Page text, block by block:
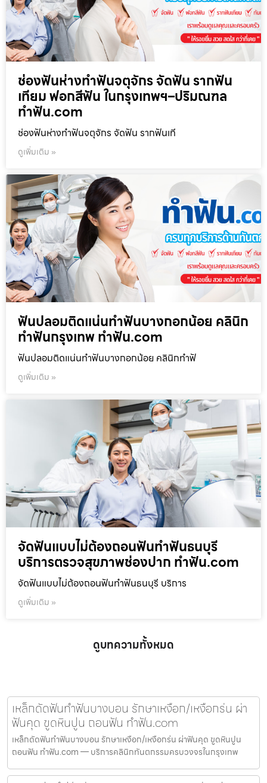
ช่องฟันห่างทำฟันจตุจักร จัดฟัน รากฟัน
เทียม ฟอกสีฟัน ในกรุงเทพฯ–ปริมณฑล
ทำฟัน.com
ช่องฟันห่างทำฟันจตุจักร จัดฟัน รากฟันเที
ดูเพิ่มเติม »
ฟันปลอมติดแน่นทำฟันบางกอกน้อย คลินิก
ทำฟันกรุงเทพ ทำฟัน.com
ฟันปลอมติดแน่นทำฟันบางกอกน้อย คลินิกทำฟั
ดูเพิ่มเติม »
จัดฟันแบบไม่ต้องถอนฟันทำฟันธนบุรี
บริการตรวจสุขภาพช่องปาก ทำฟัน.com
จัดฟันแบบไม่ต้องถอนฟันทำฟันธนบุรี บริการ
ดูเพิ่มเติม »
ดูบทความทั้งหมด
เหล็กดัดฟันทำฟันบางบอน รักษาเหงือก/เหงือกร่น ผ่า
ฟันคุด ขูดหินปูน ถอนฟัน ทำฟัน.com
เหล็กดัดฟันทำฟันบางบอน รักษาเหงือก/เหงือกร่น ผ่าฟันคุด ขูดหินปูน
ถอนฟัน ทำฟัน.com — บริการคลินิกทันตกรรมครบวงจรในกรุงเทพ